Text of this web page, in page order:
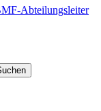
Abteilungsleiter